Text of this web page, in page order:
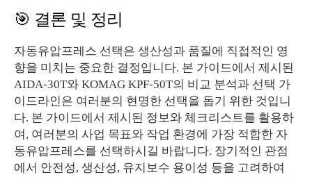
🎯 결론 및 정리
자동유압프레스 선택은 생산성과 품질에 직접적인 영
향을 미치는 중요한 결정입니다. 본 가이드에서 제시된
AIDA-30T와 KOMAG KPF-50T의 비교 분석과 선택 가
이드라인은 여러분의 현명한 선택을 돕기 위한 것입니
다. 본 가이드에서 제시된 정보와 체크리스트를 활용하
여, 여러분의 사업 목표와 작업 환경에 가장 적합한 자
동유압프레스를 선택하시길 바랍니다. 장기적인 관점
에서 안전성, 생산성, 유지보수 용이성 등을 고려하여